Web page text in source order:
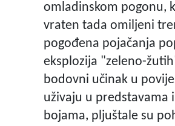
omladinskom pogonu,
vraten tada omiljeni
pogođena pojačanja
eksplozija "zeleno-
bodovni učinak u
uživaju u predstavama
bojama, pljuštale su